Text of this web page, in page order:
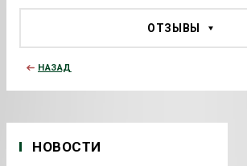
НОВОСТИ
ОТЗЫВЫ
НАЗАД